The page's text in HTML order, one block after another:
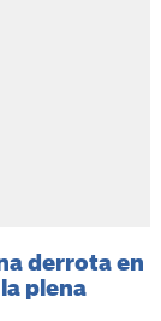
derrota en
plena